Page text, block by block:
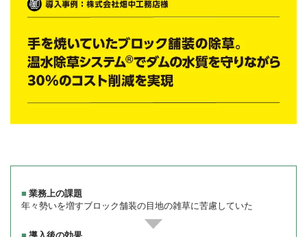
年々勢いを増すブロック舗装の目地の雑草に苦慮していた